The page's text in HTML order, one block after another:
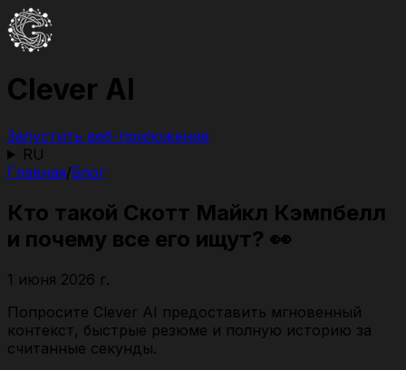
Clever AI
Запустить веб-приложение
RU
Главная/Блог
Кто такой Скотт Майкл Кэмпбелл
и почему все его ищут? 👀
1 июня 2026 г.
Попросите Clever AI предоставить мгновенный
контекст, быстрые резюме и полную историю за
считанные секунды.